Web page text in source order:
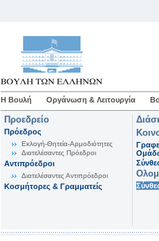
Η Βουλή Οργάνωση & Λειτουργία
Προεδρείο
Πρόεδρος
Εκλογή-Θητεία-Αρμοδιότητες
Διατελέσαντες Πρόεδροι
Αντιπρόεδροι
Διατελέσαντες Αντιπρόεδροι
Κοσμήτορες & Γραμματείς